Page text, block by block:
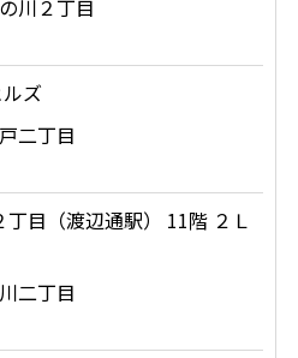
川２丁目
ズ
二丁目
目（渡辺通駅） 11階 ２Ｌ
二丁目